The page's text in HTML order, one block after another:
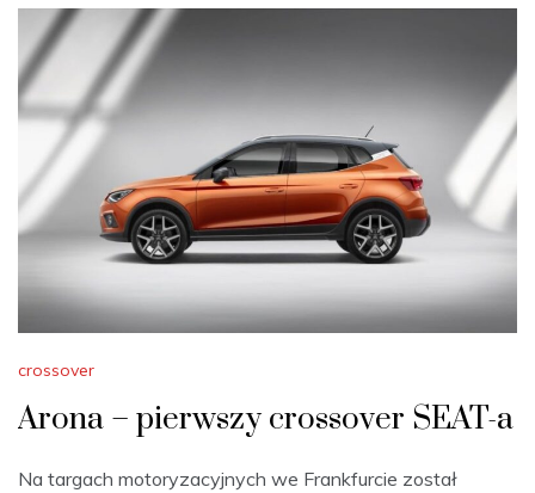
crossover
Arona – pierwszy crossover SEAT-a
Na targach motoryzacyjnych we Frankfurcie został